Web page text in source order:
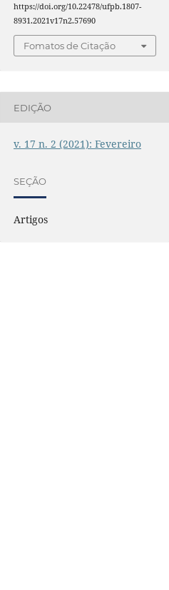
https://doi.org/10.22478/ufpb.1807-
8931.2021v17n2.57690
Fomatos de Citação
EDIÇÃO
v. 17 n. 2 (2021): Fevereiro
SEÇÃO
Artigos